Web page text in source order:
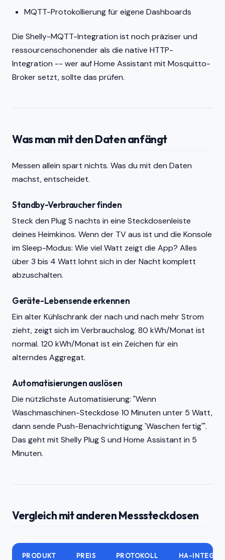
MQTT-Protokollierung für eigene Dashboards
Die Shelly-MQTT-Integration ist noch präziser und
ressourcenschonender als die native HTTP-
Integration -- wer auf Home Assistant mit Mosquitto-
Broker setzt, sollte das prüfen.
Was man mit den Daten anfängt
Messen allein spart nichts. Was du mit den Daten
machst, entscheidet.
Standby-Verbraucher finden
Steck den Plug S nachts in eine Steckdosenleiste
deines Heimkinos. Wenn der TV aus ist und die Konsole
im Sleep-Modus: Wie viel Watt zeigt die App? Alles
über 3 bis 4 Watt lohnt sich in der Nacht komplett
abzuschalten.
Geräte-Lebensende erkennen
Ein alter Kühlschrank der nach und nach mehr Strom
zieht, zeigt sich im Verbrauchslog. 80 kWh/Monat ist
normal. 120 kWh/Monat ist ein Zeichen für ein
alterndes Aggregat.
Automatisierungen auslösen
Die nützlichste Automatisierung: "Wenn
Waschmaschinen-Steckdose 10 Minuten unter 5 Watt,
dann sende Push-Benachrichtigung 'Waschen fertig'".
Das geht mit Shelly Plug S und Home Assistant in 5
Minuten.
Vergleich mit anderen Messsteckdosen
PRODUKT PREIS PROTOKOLL HA-